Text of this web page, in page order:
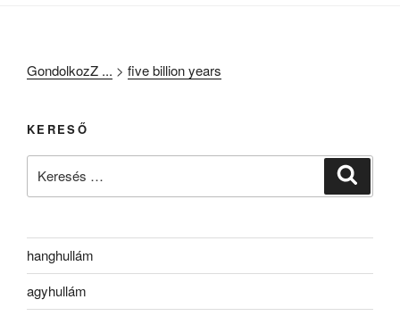
GondolkozZ ... > five billion years
KERESŐ
hanghullám
agyhullám